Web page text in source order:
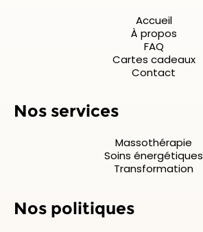
Accueil
À propos
FAQ
Cartes cadeaux
Contact
Nos services
Massothérapie
Soins énergétiques
Transformation
Nos politiques